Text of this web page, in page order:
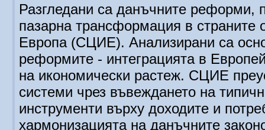
Разгледани са данъчните реформи,
пазарна трансформация в страните
Европа (СЦИЕ). Анализирани са
реформите - интеграцията в
на икономически растеж. СЦИЕ
системи чрез въвеждането на
инструменти върху доходите и
хармонизацията на данъчните